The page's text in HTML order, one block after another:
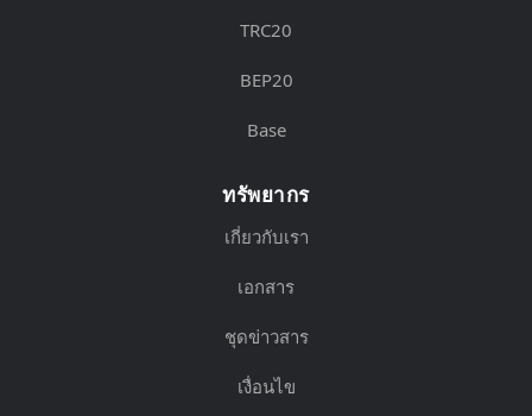
TRC20
BEP20
Base
ทรัพยากร
เกี่ยวกับเรา
เอกสาร
ชุดข่าวสาร
เงื่อนไข